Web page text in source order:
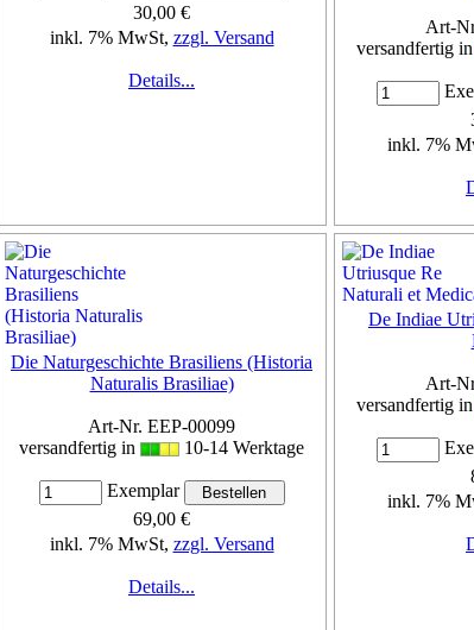
30,00 €
inkl. 7% MwSt, zzgl. Versand
Details...
Art-
versandfertig in
inkl. 7%
Die Naturgeschichte Brasiliens (Historia
Naturalis Brasiliae)
Art-Nr. EEP-00099
versandfertig in
10-14 Werktage
Exemplar
69,00 €
inkl. 7% MwSt, zzgl. Versand
Details...
De Indiae
Art-
versandfertig in
inkl. 7%